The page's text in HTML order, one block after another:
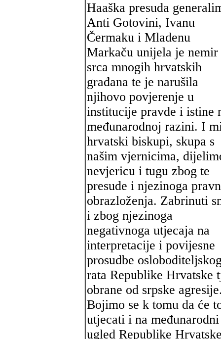
Haaška presuda
Anti Gotovini, Ivanu
Čermaku i Mladenu
Markaču unijela je nemir
srca mnogih hrvatskih
građana te je narušila
njihovo povjerenje u
institucije pravde i istine
međunarodnoj razini. I
hrvatski biskupi, skupa s
našim vjernicima,
nevjericu i tugu zbog te
presude i njezinoga
obrazloženja. Zabrinuti
i zbog njezinoga
negativnoga utjecaja na
interpretacije i povijesne
prosudbe
rata Republike Hrvatske
obrane od srpske
Bojimo se k tomu da će
utjecati i na međunarodni
ugled Republike